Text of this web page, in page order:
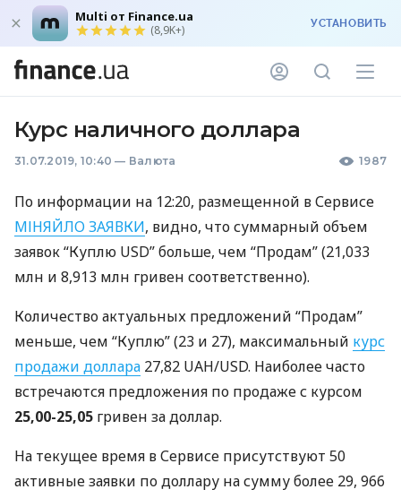
Multi от Finance.ua
(8,9K+) УСТАНОВИТЬ
Курс наличного доллара
31.07.2019, 10:40 — Валюта 1987
По информации на 12:20, размещенной в Сервисе
МІНЯЙЛОЗАЯВКИ, видно, что суммарный объем
заявок “Куплю USD” больше, чем “Продам” (21,033
млн и 8,913 млн гривен соответственно).
Количество актуальных предложений “Продам”
меньше, чем “Куплю” (23 и 27), максимальный курс
продажи доллара 27,82 UAH/USD. Наиболее часто
встречаются предложения по продаже с курсом
25,00-25,05 гривен за доллар.
На текущее время в Сервисе присутствуют 50
активные заявки по доллару на сумму более 29, 966